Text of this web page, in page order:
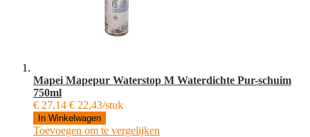
Mapei Mapepur Waterstop M Waterdichte Pur-schuim
750ml
€ 27,14 € 22,43/stuk
In Winkelwagen
Toevoegen om te vergelijken